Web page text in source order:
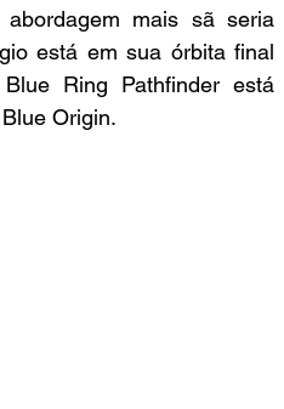
mais sã seria
está em sua órbita final
Ring Pathfinder está
Origin.